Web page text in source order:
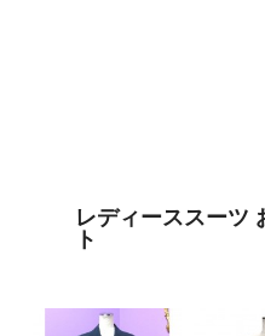
レディーススーツ
ト